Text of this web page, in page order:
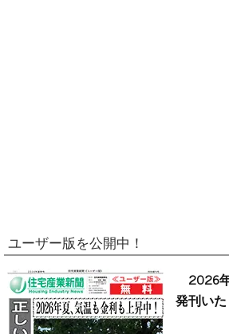
ユーザー版を公開中！
2026
発刊いた